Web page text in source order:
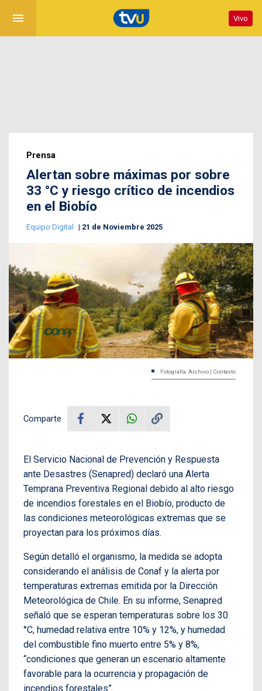
menu Vivo
Prensa
Alertan sobre máximas por sobre
33 °C y riesgo crítico de incendios
en el Biobío
Equipo Digital 21 de Noviembre 2025
Fotografía: Archivo | Contexto
Comparte
El Servicio Nacional de Prevención y Respuesta
ante Desastres (Senapred) declaró una Alerta
Temprana Preventiva Regional debido al alto riesgo
de incendios forestales en el Biobío, producto de
las condiciones meteorológicas extremas que se
proyectan para los próximos días.
Según detalló el organismo, la medida se adopta
considerando el análisis de Conaf y la alerta por
temperaturas extremas emitida por la Dirección
Meteorológica de Chile. En su informe, Senapred
señaló que se esperan temperaturas sobre los 30
°C, humedad relativa entre 10% y 12%, y humedad
del combustible fino muerto entre 5% y 8%,
“condiciones que generan un escenario altamente
favorable para la ocurrencia y propagación de
incendios forestales”.